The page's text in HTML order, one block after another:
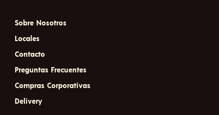
Sobre Nosotros
Locales
Contacto
Preguntas Frecuentes
Compras Corporativas
Delivery